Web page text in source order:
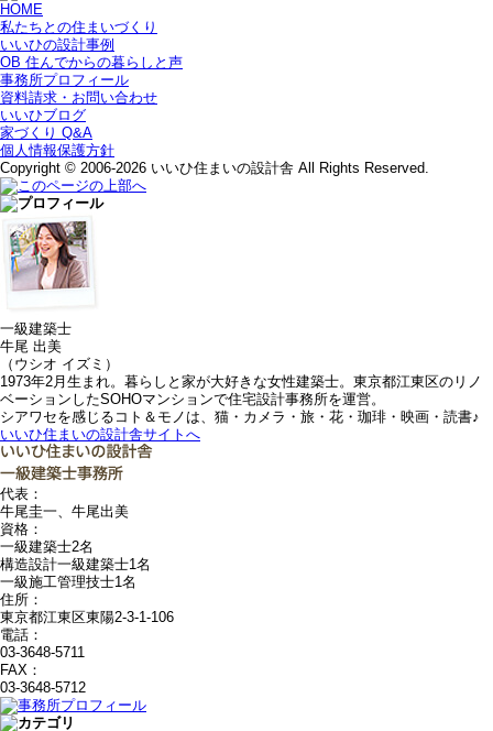
HOME
私たちとの住まいづくり
いいひの設計事例
OB 住んでからの暮らしと声
事務所プロフィール
資料請求・お問い合わせ
いいひブログ
家づくり Q&A
個人情報保護方針
Copyright © 2006-2026 いいひ住まいの設計舎 All Rights Reserved.
一級建築士
牛尾 出美
（ウシオ イズミ）
1973年2月生まれ。暮らしと家が大好きな女性建築士。東京都江東区のリノ
ベーションしたSOHOマンションで住宅設計事務所を運営。
シアワセを感じるコト＆モノは、猫・カメラ・旅・花・珈琲・映画・読書♪
いいひ住まいの設計舎サイトへ
代表：
牛尾圭一、牛尾出美
資格：
一級建築士2名
構造設計一級建築士1名
一級施工管理技士1名
住所：
東京都江東区東陽2-3-1-106
電話：
03-3648-5711
FAX：
03-3648-5712